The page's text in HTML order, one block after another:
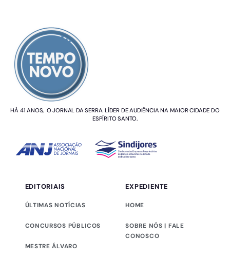
HÁ 41 ANOS, O JORNAL DA SERRA. LÍDER DE AUDIÊNCIA NA MAIOR CIDADE DO
ESPÍRITO SANTO.
EDITORIAIS
ÚLTIMAS NOTÍCIAS
CONCURSOS PÚBLICOS
MESTRE ÁLVARO
EXPEDIENTE
HOME
SOBRE NÓS | FALE
CONOSCO